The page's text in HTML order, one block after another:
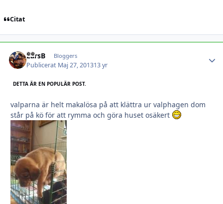
Citat
LarsB Bloggers
Publicerat Maj 27, 201313 yr
DETTA ÄR EN POPULÄR POST.
valparna är helt makalösa på att klättra ur valphagen dom
står på kö för att rymma och göra huset osäkert